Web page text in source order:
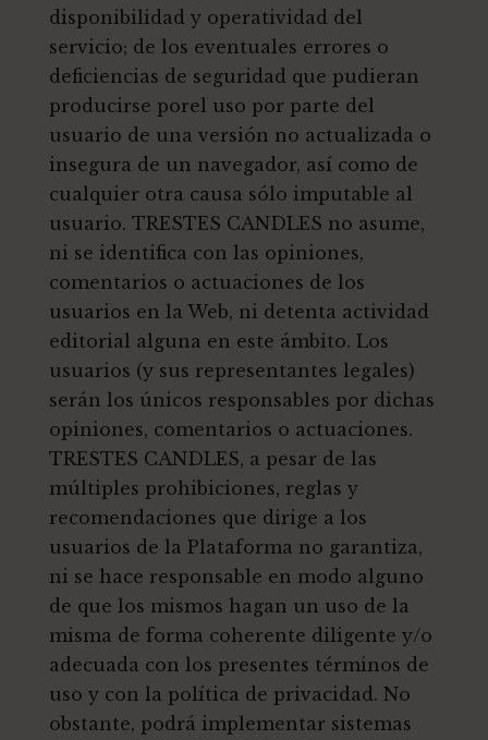
disponibilidad y operatividad del
servicio; de los eventuales errores o
deficiencias de seguridad que pudieran
producirse porel uso por parte del
usuario de una versión no actualizada o
insegura de un navegador, así como de
cualquier otra causa sólo imputable al
usuario. TRESTES CANDLES no asume,
ni se identifica con las opiniones,
comentarios o actuaciones de los
usuarios en la Web, ni detenta actividad
editorial alguna en este ámbito. Los
usuarios (y sus representantes legales)
serán los únicos responsables por dichas
opiniones, comentarios o actuaciones.
TRESTES CANDLES, a pesar de las
múltiples prohibiciones, reglas y
recomendaciones que dirige a los
usuarios de la Plataforma no garantiza,
ni se hace responsable en modo alguno
de que los mismos hagan un uso de la
misma de forma coherente diligente y/o
adecuada con los presentes términos de
uso y con la política de privacidad. No
obstante, podrá implementar sistemas